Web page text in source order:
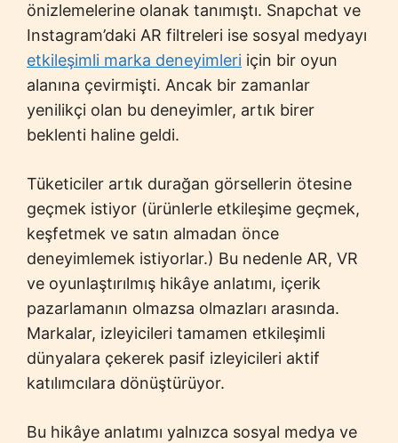
önizlemelerine olanak tanımıştı. Snapchat ve
Instagram’daki AR filtreleri ise sosyal medyayı
etkileşimli marka deneyimleri için bir oyun
alanına çevirmişti. Ancak bir zamanlar
yenilikçi olan bu deneyimler, artık birer
beklenti haline geldi.
Tüketiciler artık durağan görsellerin ötesine
geçmek istiyor (ürünlerle etkileşime geçmek,
keşfetmek ve satın almadan önce
deneyimlemek istiyorlar.) Bu nedenle AR, VR
ve oyunlaştırılmış hikâye anlatımı, içerik
pazarlamanın olmazsa olmazları arasında.
Markalar, izleyicileri tamamen etkileşimli
dünyalara çekerek pasif izleyicileri aktif
katılımcılara dönüştürüyor.
Bu hikâye anlatımı yalnızca sosyal medya ve